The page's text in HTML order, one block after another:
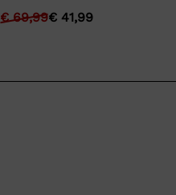
€69,99€ 41,99